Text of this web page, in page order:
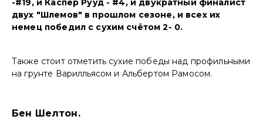
-#19, и Каспер Рууд - #4, и двукратный финалист
двух "Шлемов" в прошлом сезоне, и всех их
немец победил с сухим счётом 2- 0.
Также стоит отметить сухие победы над профильными
на грунте Варилльясом и Альбертом Рамосом.
Бен Шелтон.